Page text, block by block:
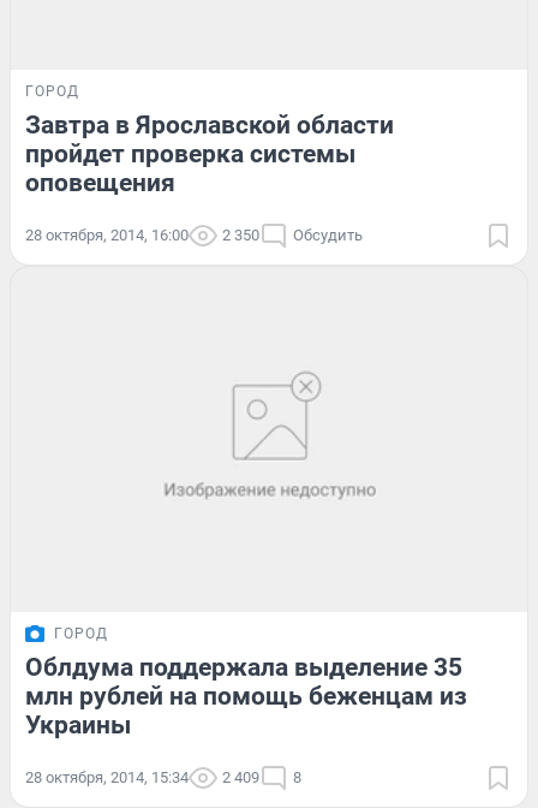
ГОРОД
Завтра в Ярославской области
пройдет проверка системы
оповещения
28 октября, 2014, 16:00 2 350 Обсудить
ГОРОД
Облдума поддержала выделение 35
млн рублей на помощь беженцам из
Украины
28 октября, 2014, 15:34 2 409 8